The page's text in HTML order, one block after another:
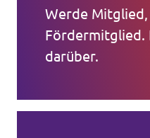
Werde
Fördermitglied.
darüber.